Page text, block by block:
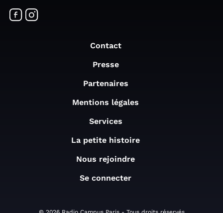
Contact
Presse
Partenaires
Mentions légales
Services
La petite histoire
Nous rejoindre
Se connecter